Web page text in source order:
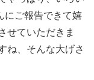
にご報告できて嬉
せていただきま
ね、そんな大げさ